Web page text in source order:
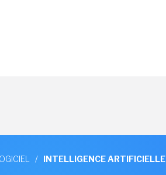
/ INTELLIGENCE ARTIFICIELLE